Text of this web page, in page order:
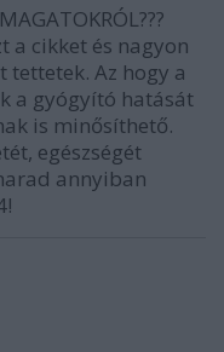
a cikket és nagyon
Az hogy a
a gyógyító hatását
is minősíthető.
egészségét
annyiban